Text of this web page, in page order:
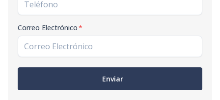
Correo Electrónico*
Enviar